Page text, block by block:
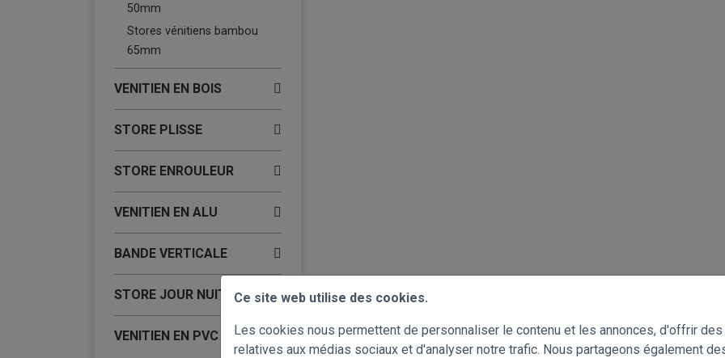
Ce site web utilise des cookies.
Les cookies nous permettent de personnaliser le contenu et les annonces, d'offrir
relatives aux médias sociaux et d'analyser notre trafic. Nous partageons également
50mm
Stores vénitiens bambou
65mm
VENITIEN EN BOIS
STORE PLISSE
STORE ENROULEUR
VENITIEN EN ALU
BANDE VERTICALE
STORE JOUR NUIT
VENITIEN EN PVC